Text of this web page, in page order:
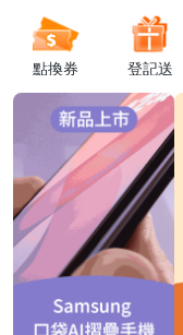
點換券 登記送